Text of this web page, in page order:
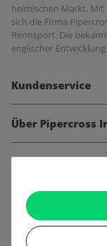
heimischen Markt.
sich die Firma
Rennsport. Die
englischer
Kundenservice
Über Pipercross
Informationen
Gesetzliche